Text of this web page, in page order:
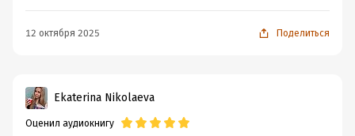
всё в жизни нужно платить и дай бог не разориться
при этом! Эмилия вроде как платежеспособна, но не
слишком ли высока плата? Так и на другой чаше весов
12 октября 2025 Поделиться
Ekaterina Nikolaeva
Оценил аудиокнигу